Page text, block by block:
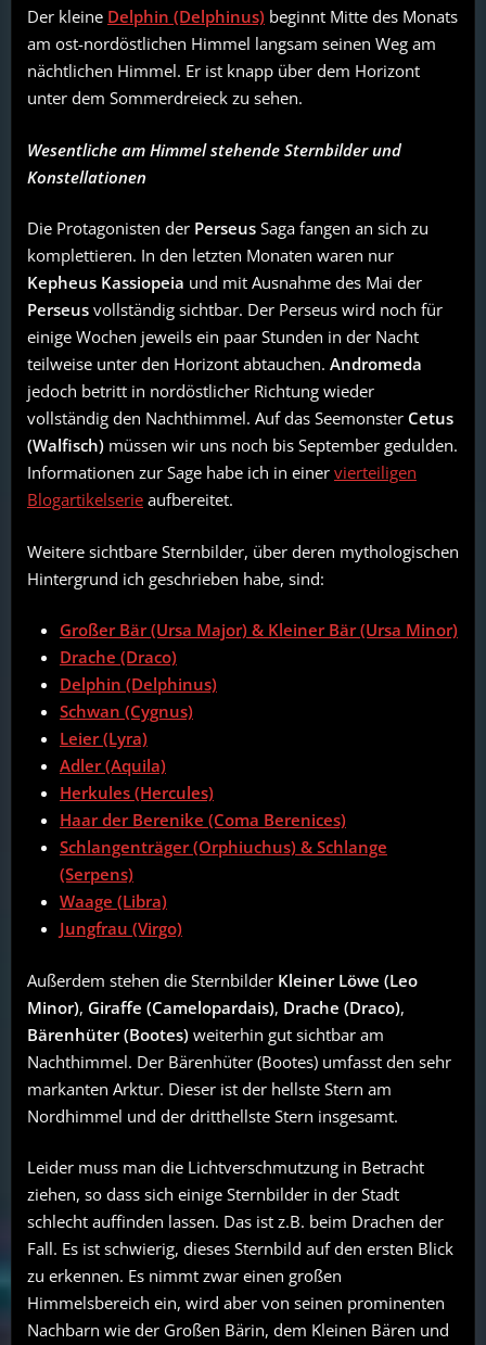
Der kleine Delphin (Delphinus) beginnt Mitte des Monats
am ost-nordöstlichen Himmel langsam seinen Weg am
nächtlichen Himmel. Er ist knapp über dem Horizont
unter dem Sommerdreieck zu sehen.
Wesentliche am Himmel stehende Sternbilder und
Konstellationen
Die Protagonisten der Perseus Saga fangen an sich zu
komplettieren. In den letzten Monaten waren nur
Kepheus Kassiopeia und mit Ausnahme des Mai der
Perseus vollständig sichtbar. Der Perseus wird noch für
einige Wochen jeweils ein paar Stunden in der Nacht
teilweise unter den Horizont abtauchen. Andromeda
jedoch betritt in nordöstlicher Richtung wieder
vollständig den Nachthimmel. Auf das Seemonster Cetus
(Walfisch) müssen wir uns noch bis September gedulden.
Informationen zur Sage habe ich in einer vierteiligen
Blogartikelserie aufbereitet.
Weitere sichtbare Sternbilder, über deren mythologischen
Hintergrund ich geschrieben habe, sind:
Großer Bär (Ursa Major) & Kleiner Bär (Ursa Minor)
Drache (Draco)
Delphin (Delphinus)
Schwan (Cygnus)
Leier (Lyra)
Adler (Aquila)
Herkules (Hercules)
Haar der Berenike (Coma Berenices)
Schlangenträger (Orphiuchus) & Schlange
(Serpens)
Waage (Libra)
Jungfrau (Virgo)
Außerdem stehen die Sternbilder Kleiner Löwe (Leo
Minor), Giraffe (Camelopardais), Drache (Draco),
Bärenhüter (Bootes) weiterhin gut sichtbar am
Nachthimmel. Der Bärenhüter (Bootes) umfasst den sehr
markanten Arktur. Dieser ist der hellste Stern am
Nordhimmel und der dritthellste Stern insgesamt.
Leider muss man die Lichtverschmutzung in Betracht
ziehen, so dass sich einige Sternbilder in der Stadt
schlecht auffinden lassen. Das ist z.B. beim Drachen der
Fall. Es ist schwierig, dieses Sternbild auf den ersten Blick
zu erkennen. Es nimmt zwar einen großen
Himmelsbereich ein, wird aber von seinen prominenten
Nachbarn wie der Großen Bärin, dem Kleinen Bären und